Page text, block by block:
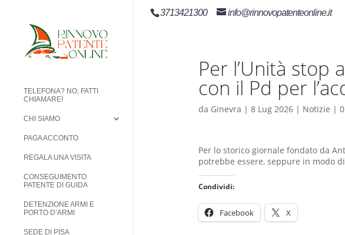
3713421300 info@rinnovopatenteonline.it
TELEFONA? NO, FATTI
CHIAMARE!
CHI SIAMO
PAGA ACCONTO
REGALA UNA VISITA
CONSEGUIMENTO
PATENTE DI GUIDA
DETENZIONE ARMI E
PORTO D’ARMI
SEDE DI PISA
Per l’Unità stop
con il Pd per
da Ginevra | 8 Lug 2026| Notizie |
Per lo storico giornale fondato da
potrebbe essere, seppure in modo
Condividi:
Facebook X